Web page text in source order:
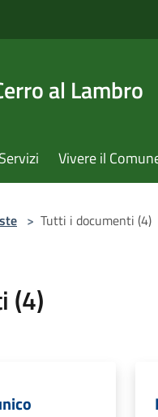
al Lambro
Servizi Vivere il
> Tutti i documenti (4)
(4)